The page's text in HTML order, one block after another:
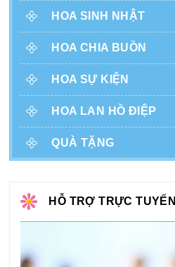
HOA SINH NHẬT
HOA CHIA BUỒN
HOA SỰ KIỆN
HOA LAN HỒ ĐIỆP
QUÀ TẶNG
HỖ TRỢ TRỰC TUYẾN